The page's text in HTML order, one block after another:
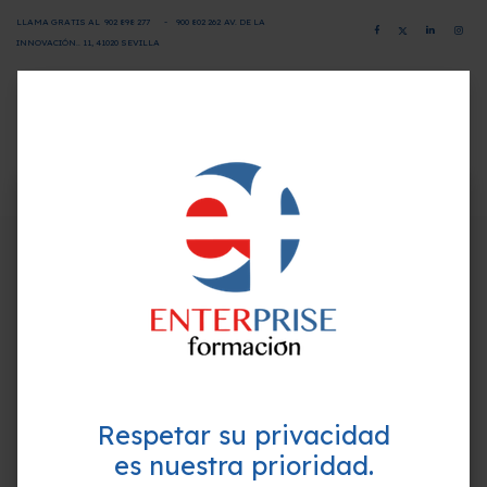
LLAMA GRATIS AL 902 898 277 - 900 802 262 AV. DE LA
INNOVACIÓN.. 11, 41020 SEVILLA
Programa-Contenido
Unidad 1. Desmontando el área de
comunicación y colaboración
Unidad 2. Trabajo en remoto
Unidad 4. Sistema de productividad
colaborativa
¿Quieres formarte GRATIS y
mejorar tu perfil profesional?
Empieza hoy mismo. Te ayudamos a elegir el
mejor curso para ti.
Respetar su privacidad
es nuestra prioridad.